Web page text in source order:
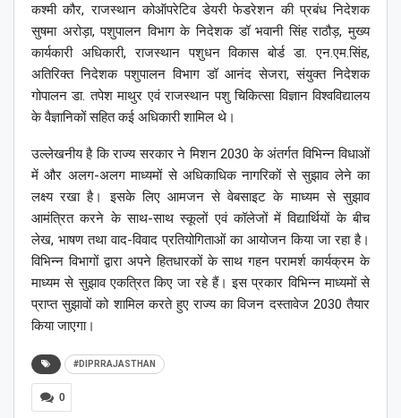
कश्मी कौर, राजस्थान कोऑपरेटिव डेयरी फेडरेशन की प्रबंध निदेशक
सुषमा अरोड़ा, पशुपालन विभाग के निदेशक डॉ भवानी सिंह राठौड़, मुख्य
कार्यकारी अधिकारी, राजस्थान पशुधन विकास बोर्ड डा. एन.एम.सिंह,
अतिरिक्त निदेशक पशुपालन विभाग डॉ आनंद सेजरा, संयुक्त निदेशक
गोपालन डा. तपेश माथुर एवं राजस्थान पशु चिकित्सा विज्ञान विश्वविद्यालय
के वैज्ञानिकों सहित कई अधिकारी शामिल थे।
उल्लेखनीय है कि राज्य सरकार ने मिशन 2030 के अंतर्गत विभिन्न विधाओं
में और अलग-अलग माध्यमों से अधिकाधिक नागरिकों से सुझाव लेने का
लक्ष्य रखा है। इसके लिए आमजन से वेबसाइट के माध्यम से सुझाव
आमंत्रित करने के साथ-साथ स्कूलों एवं कॉलेजों में विद्यार्थियों के बीच
लेख, भाषण तथा वाद-विवाद प्रतियोगिताओं का आयोजन किया जा रहा है।
विभिन्न विभागों द्वारा अपने हितधारकों के साथ गहन परामर्श कार्यक्रम के
माध्यम से सुझाव एकत्रित किए जा रहे हैं। इस प्रकार विभिन्न माध्यमों से
प्राप्त सुझावों को शामिल करते हुए राज्य का विजन दस्तावेज 2030 तैयार
किया जाएगा।
#DIPRRAJASTHAN
0